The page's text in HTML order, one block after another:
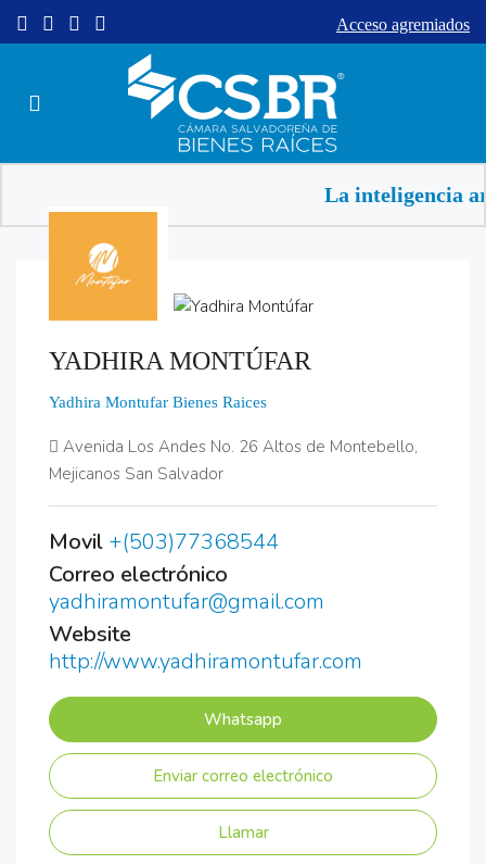
Acceso agremiados
La inteligencia
YADHIRA MONTÚFAR
Yadhira Montufar Bienes Raices
Avenida Los Andes No. 26 Altos de Montebello,
Mejicanos San Salvador
Movil +(503)77368544
Correo electrónico
yadhiramontufar@gmail.com
Website
http://www.yadhiramontufar.com
Whatsapp
Enviar correo electrónico
Llamar